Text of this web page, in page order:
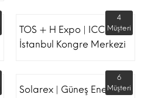
TOS + H Expo | ICC -
İstanbul Kongre Merkezi
4
Müşteri
Solarex | Güneş Enerjisi &
6
Müşteri